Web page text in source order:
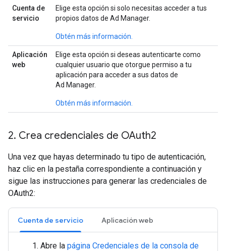
Cuenta de
servicio
Elige esta opción si solo necesitas acceder a tus
propios datos de Ad Manager.
Obtén más información.
Aplicación
web
Elige esta opción si deseas autenticarte como
cualquier usuario que otorgue permiso a tu
aplicación para acceder a sus datos de
Ad Manager.
Obtén más información.
2. Crea credenciales de OAuth2
Una vez que hayas determinado tu tipo de autenticación,
haz clic en la pestaña correspondiente a continuación y
sigue las instrucciones para generar las credenciales de
OAuth2:
Cuenta de servicio Aplicación web
Abre la página Credenciales de la consola de